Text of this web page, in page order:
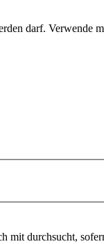
darf. Verwende
mit durchsucht,